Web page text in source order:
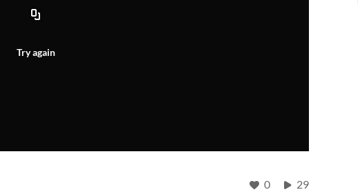
Try again
0 29